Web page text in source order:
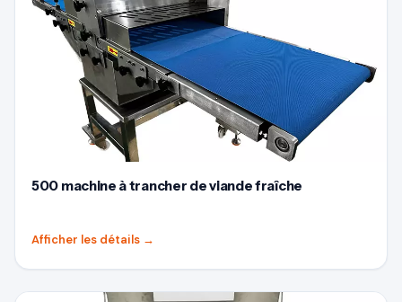
500 machine à trancher de viande fraîche
Afficher les détails →